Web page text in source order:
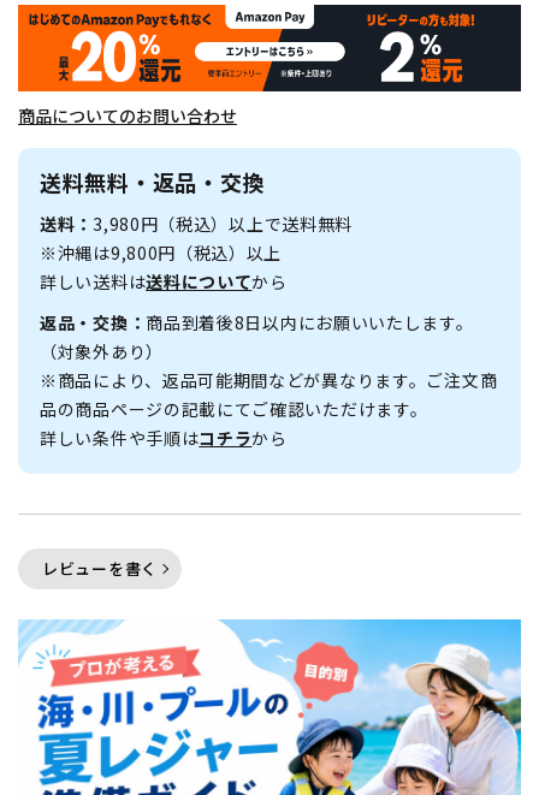
商品についてのお問い合わせ
送料無料・返品・交換
送料：3,980円（税込）以上で送料無料
※沖縄は9,800円（税込）以上
詳しい送料は送料についてから
返品・交換： 商品到着後8日以内にお願いいたします。
（対象外あり）
※商品により、返品可能期間などが異なります。ご注文商
品の商品ページの記載にてご確認いただけます。
詳しい条件や手順はコチラから
レビューを書く